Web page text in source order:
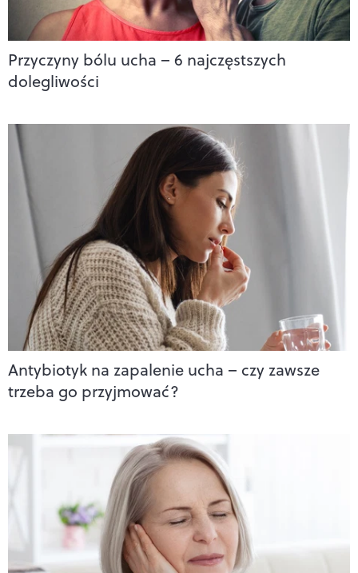
Przyczyny bólu ucha – 6 najczęstszych
dolegliwości
Antybiotyk na zapalenie ucha – czy zawsze
trzeba go przyjmować?